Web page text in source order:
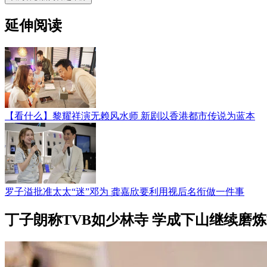
延伸阅读
【看什么】黎耀祥演无赖风水师 新剧以香港都市传说为蓝本
罗子溢批准太太“迷”邓为 龚嘉欣要利用视后名衔做一件事
丁子朗称TVB如少林寺 学成下山继续磨